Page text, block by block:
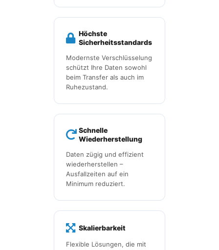
Höchste
Sicherheitsstandards
Modernste Verschlüsselung
schützt Ihre Daten sowohl
beim Transfer als auch im
Ruhezustand.
Schnelle
Wiederherstellung
Daten zügig und effizient
wiederherstellen –
Ausfallzeiten auf ein
Minimum reduziert.
Skalierbarkeit
Flexible Lösungen, die mit